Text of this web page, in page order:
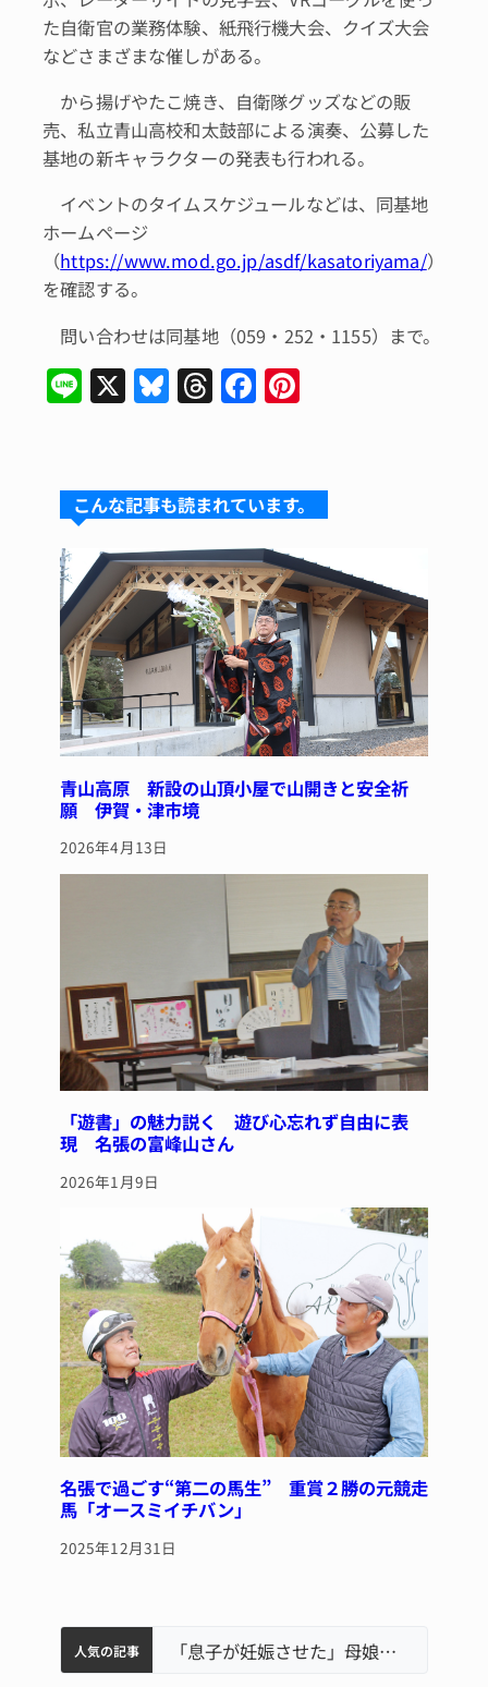
た自衛官の業務体験、紙飛行機大会、クイズ大会
などさまざまな催しがある。
から揚げやたこ焼き、自衛隊グッズなどの販
売、私立青山高校和太鼓部による演奏、公募した
基地の新キャラクターの発表も行われる。
イベントのタイムスケジュールなどは、同基地
ホームページ
（https://www.mod.go.jp/asdf/kasatoriyama/）
を確認する。
問い合わせは同基地（059・252・1155）まで。
Li X Bl
s
k
y
T
a
d
s
F
e
b
o
o
k
re
st
こんな記事も読まれています。
青山高原 新設の山頂小屋で山開きと安全祈
願 伊賀・津市境
2026年4月13日
「遊書」の魅力説く 遊び心忘れず自由に表
現 名張の富峰山さん
2026年1月9日
名張で過ごす“第二の馬生” 重賞２勝の元競走
馬「オースミイチバン」
2025年12月31日
人気の記事
名張市水道料金47％値上げへ 答申案、審議会で大筋まとまる
中学校の陶壁モニュメント 地元建設会社がボランティアで清掃 伊賀名張市立病院のDMAT、熊本地震の被災地へ 能登以来3回目の派遣 「息子が妊娠させた」母娘だまされ400万円詐欺被害 名張